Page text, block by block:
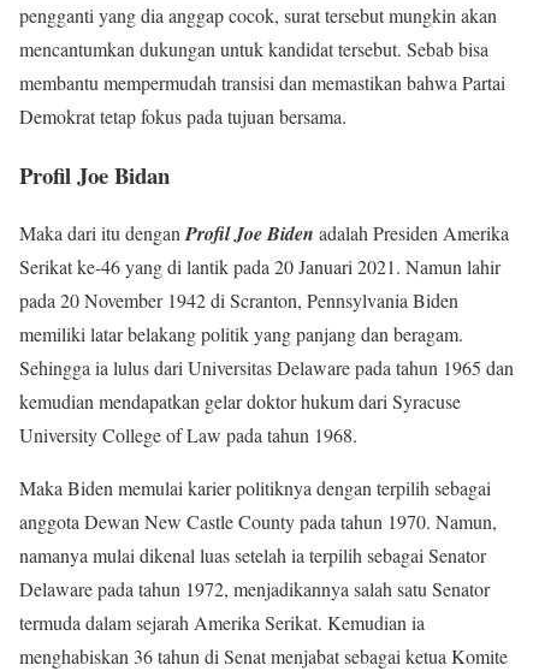
pengganti yang dia anggap cocok, surat tersebut mungkin akan
mencantumkan dukungan untuk kandidat tersebut. Sebab bisa
membantu mempermudah transisi dan memastikan bahwa Partai
Demokrat tetap fokus pada tujuan bersama.
Profil Joe Bidan
Maka dari itu denganProfil Joe Biden adalah Presiden Amerika
Serikat ke-46 yang di lantik pada 20 Januari 2021. Namun lahir
pada 20 November 1942 di Scranton, Pennsylvania Biden
memiliki latar belakang politik yang panjang dan beragam.
Sehingga ia lulus dari Universitas Delaware pada tahun 1965 dan
kemudian mendapatkan gelar doktor hukum dari Syracuse
University College of Law pada tahun 1968.
Maka Biden memulai karier politiknya dengan terpilih sebagai
anggota Dewan New Castle County pada tahun 1970. Namun,
namanya mulai dikenal luas setelah ia terpilih sebagai Senator
Delaware pada tahun 1972, menjadikannya salah satu Senator
termuda dalam sejarah Amerika Serikat. Kemudian ia
menghabiskan 36 tahun di Senat menjabat sebagai ketua Komite